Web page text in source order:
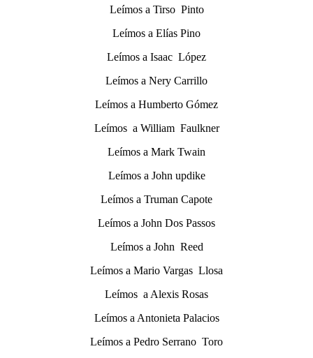
Leímos a Tirso Pinto
Leímos a Elías Pino
Leímos a Isaac López
Leímos a Nery Carrillo
Leímos a Humberto Gómez
Leímos a William Faulkner
Leímos a Mark Twain
Leímos a John updike
Leímos a Truman Capote
Leímos a John Dos Passos
Leímos a John Reed
Leímos a Mario Vargas Llosa
Leímos a Alexis Rosas
Leímos a Antonieta Palacios
Leímos a Pedro Serrano Toro